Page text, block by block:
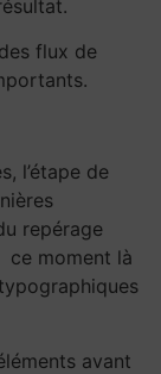
flux de
l’étape de
repérage
ce moment là
avant